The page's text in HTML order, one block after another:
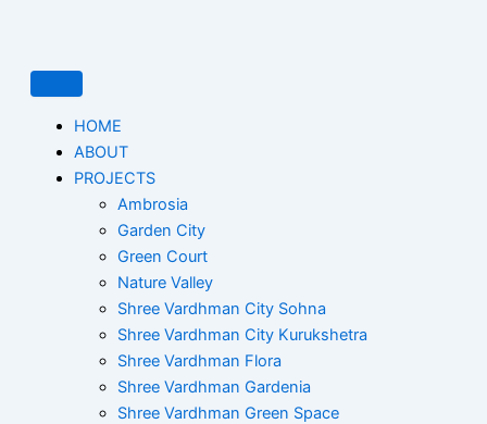
HOME
ABOUT
PROJECTS
Ambrosia
Garden City
Green Court
Nature Valley
Shree Vardhman City Sohna
Shree Vardhman City Kurukshetra
Shree Vardhman Flora
Shree Vardhman Gardenia
Shree Vardhman Green Space